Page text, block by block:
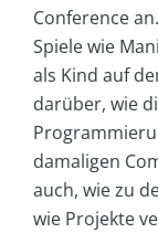
Conference
Spiele wie
als Kind auf
darüber, wie
damaligen
auch, wie zu
wie Projekte